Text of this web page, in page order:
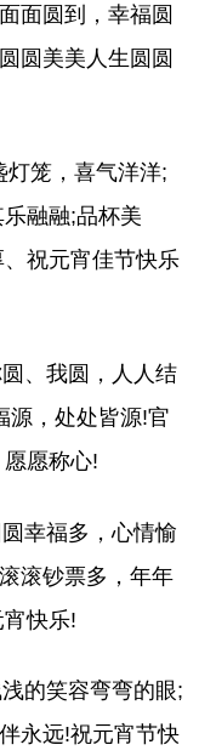
面圆到，幸福圆
圆美美人生圆圆
灯笼，喜气洋洋;
融融;品杯美
祝元宵佳节快乐
、我圆，人人结
源，处处皆源!官
愿称心!
幸福多，心情愉
滚钞票多，年年
快乐!
的笑容弯弯的眼;
永远!祝元宵节快